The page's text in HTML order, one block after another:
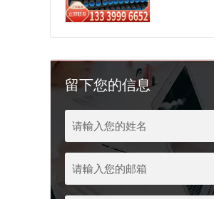
留下您的信息